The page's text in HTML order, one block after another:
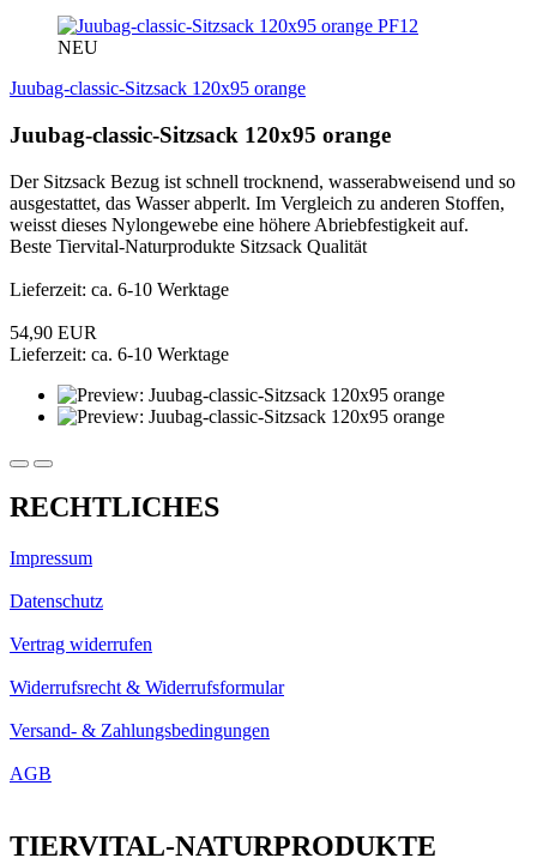
PF12
NEU
Juubag-classic-Sitzsack 120x95 orange
Juubag-classic-Sitzsack 120x95 orange
Der Sitzsack Bezug ist schnell trocknend, wasserabweisend und so
ausgestattet, das Wasser abperlt. Im Vergleich zu anderen Stoffen,
weisst dieses Nylongewebe eine höhere Abriebfestigkeit auf.
Beste Tiervital-Naturprodukte Sitzsack Qualität
Lieferzeit: ca. 6-10 Werktage
54,90 EUR
Lieferzeit: ca. 6-10 Werktage
RECHTLICHES
Impressum
Datenschutz
Vertrag widerrufen
Widerrufsrecht & Widerrufsformular
Versand- & Zahlungsbedingungen
AGB
TIERVITAL-NATURPRODUKTE